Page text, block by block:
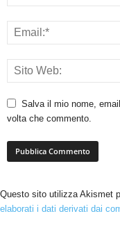
Salva il mio nome,
volta che commento.
Questo sito utilizza Akismet
elaborati i dati derivati dai